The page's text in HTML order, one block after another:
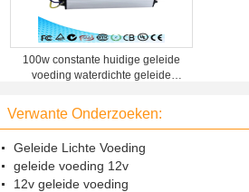
100w constante huidige geleide
voeding waterdichte geleide
Verwante Onderzoeken:
Geleide Lichte Voeding
geleide voeding 12v
12v geleide voeding